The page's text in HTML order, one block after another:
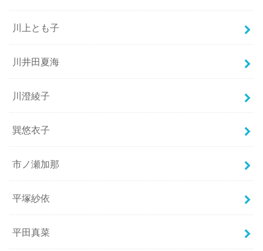
川上とも子
川井田夏海
川澄綾子
巽悠衣子
市ノ瀬加那
平塚紗依
平田真菜